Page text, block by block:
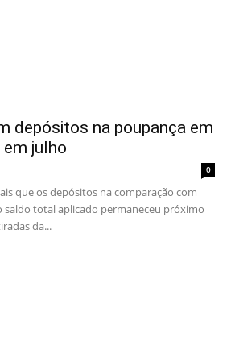
depósitos na poupança em
em julho
0
que os depósitos na comparação com
saldo total aplicado permaneceu próximo
da...